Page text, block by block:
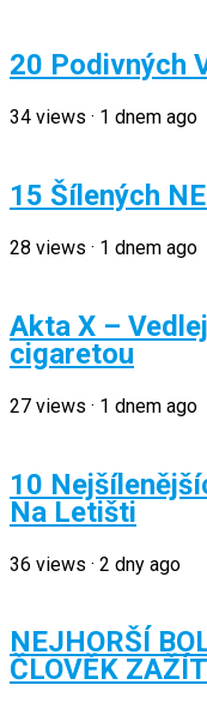
20 Podivných
34 views · 1 dnem ago
15 Šílených
28 views · 1 dnem ago
Akta X –
cigaretou
27 views · 1 dnem ago
10
Na Letišti
36 views · 2 dny ago
NEJHORŠÍ
ČLOVĚK